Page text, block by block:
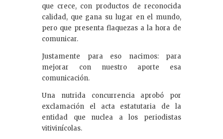
que crece, con productos de reconocida
calidad, que gana su lugar en el mundo,
pero que presenta flaquezas a la hora de
comunicar.
Justamente para eso nacimos: para
mejorar con nuestro aporte esa
comunicación.
Una nutrida concurrencia aprobó por
exclamación el acta estatutaria de la
entidad que nuclea a los periodistas
vitivinícolas.